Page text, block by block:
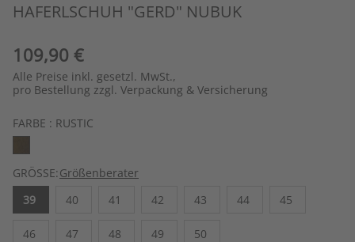
HAFERLSCHUH "GERD" NUBUK
109,90 €
Alle Preise inkl. gesetzl. MwSt.,
pro Bestellung zzgl. Verpackung & Versicherung
FARBE : RUSTIC
GRÖSSE:Größenberater
39
40 41 42 43 44 45
46 47 48 49 50